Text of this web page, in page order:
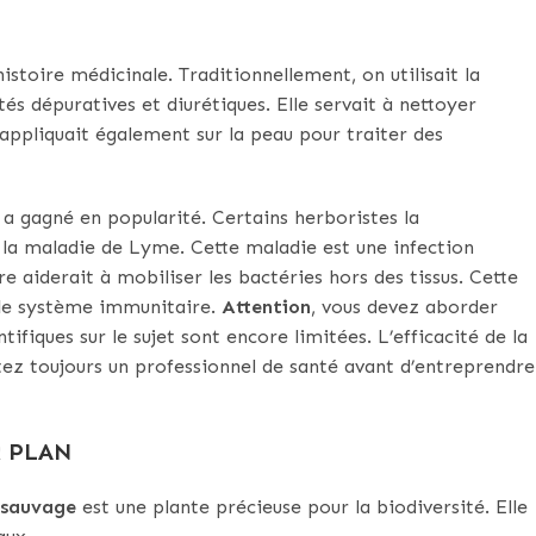
médicinale. Traditionnellement, on utilisait la
dépuratives et diurétiques. Elle servait à nettoyer
également sur la peau pour traiter des
a gagné en popularité. Certains herboristes la
maladie de Lyme. Cette maladie est une infection
aiderait à mobiliser les bactéries hors des tissus. Cette
système immunitaire. Attention, vous devez aborder
sur le sujet sont encore limitées. L’efficacité de la
toujours un professionnel de santé avant d’entreprendre
PLAN
est une plante précieuse pour la biodiversité. Elle